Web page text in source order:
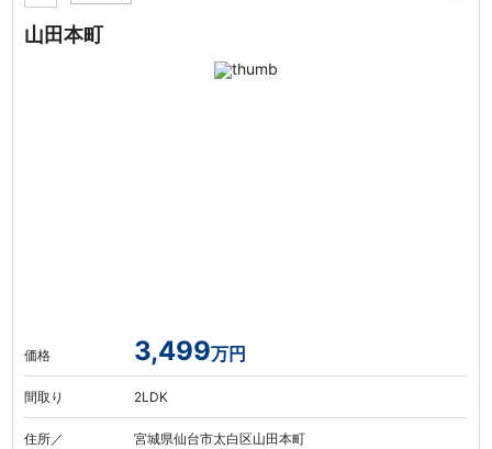
山田本町
価格 3,499万円
間取り 2LDK
住所／
宮城県仙台市太白区山田本町